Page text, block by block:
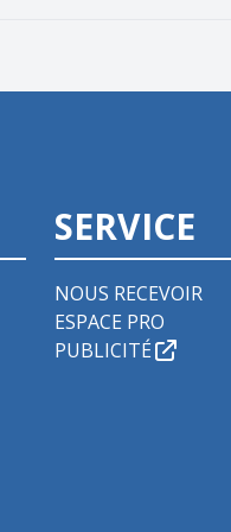
SERVICE
NOUS RECEVOIR
ESPACE PRO
PUBLICITÉ